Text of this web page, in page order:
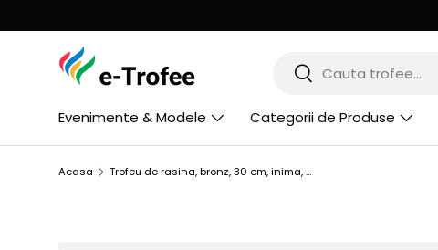
MERGI LA CONTINUT
Cauta
Cauta
Evenimente & Modele Categorii de Produse
Acasa Trofeu de rasina, bronz, 30 cm, inima, RFST3041/BR